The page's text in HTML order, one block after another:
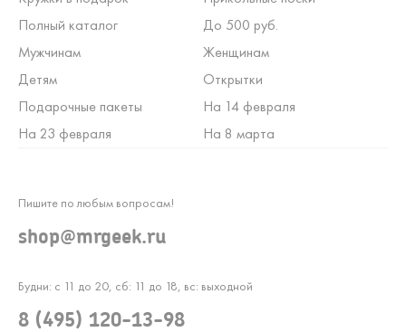
Полный каталог
До 500 руб.
Мужчинам
Женщинам
Детям
Открытки
Подарочные пакеты
На 14 февраля
На 23 февраля
На 8 марта
Будни: с 11 до 20, сб: 11 до 18, вс: выходной
8 (495) 120-13-98
Пишите по любым вопросам!
shop@mrgeek.ru